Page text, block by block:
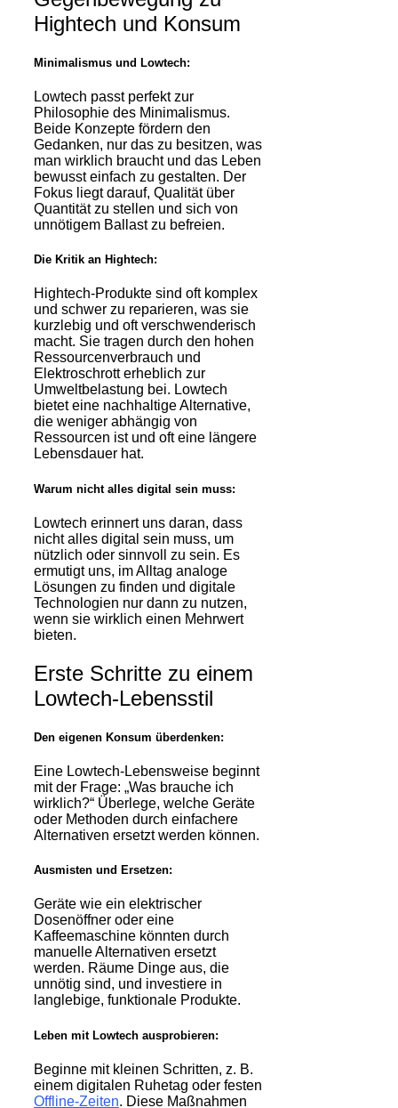
Hightech und Konsum
Minimalismus und Lowtech:
Lowtech passt perfekt zur
Philosophie des Minimalismus.
Beide Konzepte fördern den
Gedanken, nur das zu besitzen, was
man wirklich braucht und das Leben
bewusst einfach zu gestalten. Der
Fokus liegt darauf, Qualität über
Quantität zu stellen und sich von
unnötigem Ballast zu befreien.
Die Kritik an Hightech:
Hightech-Produkte sind oft komplex
und schwer zu reparieren, was sie
kurzlebig und oft verschwenderisch
macht. Sie tragen durch den hohen
Ressourcenverbrauch und
Elektroschrott erheblich zur
Umweltbelastung bei. Lowtech
bietet eine nachhaltige Alternative,
die weniger abhängig von
Ressourcen ist und oft eine längere
Lebensdauer hat.
Warum nicht alles digital sein muss:
Lowtech erinnert uns daran, dass
nicht alles digital sein muss, um
nützlich oder sinnvoll zu sein. Es
ermutigt uns, im Alltag analoge
Lösungen zu finden und digitale
Technologien nur dann zu nutzen,
wenn sie wirklich einen Mehrwert
bieten.
Erste Schritte zu einem
Lowtech-Lebensstil
Den eigenen Konsum überdenken:
Eine Lowtech-Lebensweise beginnt
mit der Frage: „Was brauche ich
wirklich?“ Überlege, welche Geräte
oder Methoden durch einfachere
Alternativen ersetzt werden können.
Ausmisten und Ersetzen:
Geräte wie ein elektrischer
Dosenöffner oder eine
Kaffeemaschine könnten durch
manuelle Alternativen ersetzt
werden. Räume Dinge aus, die
unnötig sind, und investiere in
langlebige, funktionale Produkte.
Leben mit Lowtech ausprobieren:
Beginne mit kleinen Schritten, z. B.
einem digitalen Ruhetag oder festen
Offline-Zeiten. Diese Maßnahmen